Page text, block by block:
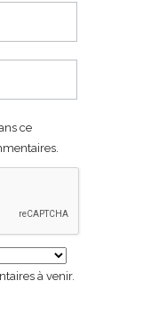
ce
à venir.